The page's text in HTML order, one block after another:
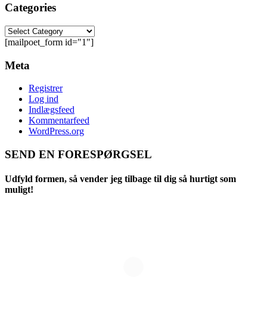
Categories
[mailpoet_form id="1"]
Meta
Registrer
Log ind
Indlægsfeed
Kommentarfeed
WordPress.org
SEND EN FORESPØRGSEL
Udfyld formen, så vender jeg tilbage til dig så hurtigt som
muligt!